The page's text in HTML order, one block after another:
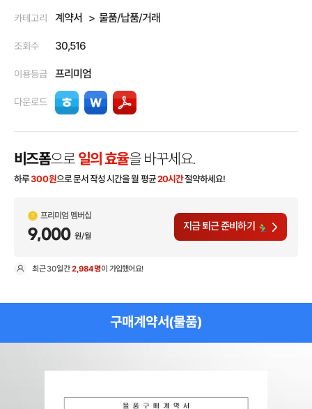
카테고리 계약서 물품/납품/거래
조회수 30,516
이용등급 프리미엄
다운로드
비즈폼으로 일의 효율을 바꾸세요.
하루300원으로 문서 작성 시간을 월 평균20시간절약하세요!
프리미엄 멤버십
9,000 원/월
지금 퇴근 준비하기
최근30일간2,984명이 가입했어요!
구매계약서(물품)